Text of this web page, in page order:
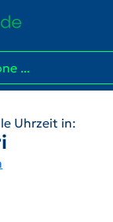
Uhrzeit in: